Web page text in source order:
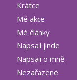
Krátce
Mé akce
Mé články
Napsali jinde
Napsali o mně
Nezařazené